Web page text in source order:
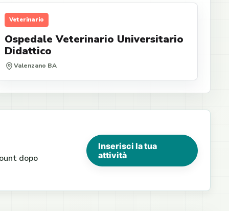
Veterinario
Ospedale Veterinario Universitario
Didattico
Valenzano BA
dopo
Inserisci la tua
attività